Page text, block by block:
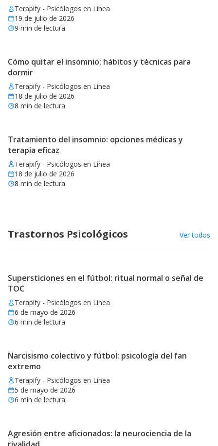
Terapify - Psicólogos en Línea
19 de julio de 2026
9 min de lectura
Cómo quitar el insomnio: hábitos y técnicas para
dormir
Terapify - Psicólogos en Línea
18 de julio de 2026
8 min de lectura
Tratamiento del insomnio: opciones médicas y
terapia eficaz
Terapify - Psicólogos en Línea
18 de julio de 2026
8 min de lectura
Trastornos Psicológicos Ver todos
Supersticiones en el fútbol: ritual normal o señal de
TOC
Terapify - Psicólogos en Línea
6 de mayo de 2026
6 min de lectura
Narcisismo colectivo y fútbol: psicología del fan
extremo
Terapify - Psicólogos en Línea
5 de mayo de 2026
6 min de lectura
Agresión entre aficionados: la neurociencia de la